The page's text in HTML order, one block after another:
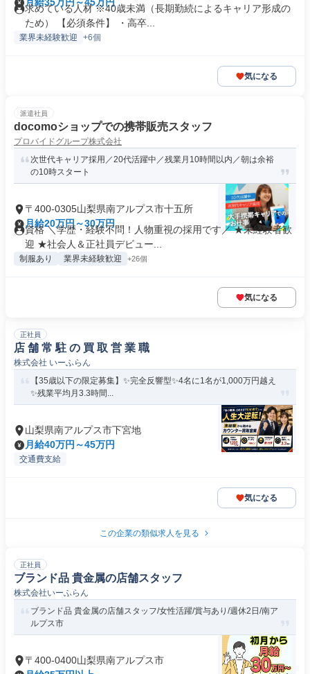
求めている人材 ※40歳未満（長期勤続によるキャリア形成の
ため） 【必須条件】 ・高卒...
業界未経験歓迎 +6個
気になる
派遣社員
docomoショップでの携帯販売スタッフ
プロバイドグループ株式会社
次世代キャリア採用／20代活躍中／残業月10時間以内／朝は余裕
の10時スタート
〒400-0305山梨県南アルプス市十五所
月給20万円～30万円
資格 ＼学歴・経験不問！人物重視の採用です／ ★未経験者歓
迎 ★社会人＆正社員デビュー...
制服あり 業界未経験歓迎 +26個
気になる
正社員
店 舗 常 駐 の 買 取 営 業 職
株式会社 いーふらん
【35歳以下の限定募集】✨完全反響型✨4名に1名が1,000万円越え
✨残業平均月3.3時間...
山梨県南アルプス市下宮地
月給40万円～45万円
交通費支給
気になる
この企業の類似求人を見る
正社員
ブランド品 貴金属の店舗スタッフ
株式会社いーふらん
ブランド品 貴金属の店舗スタッフ/女性活躍/賞与あり/週休2日/南ア
ルプス市
〒400-0400山梨県南アルプス市